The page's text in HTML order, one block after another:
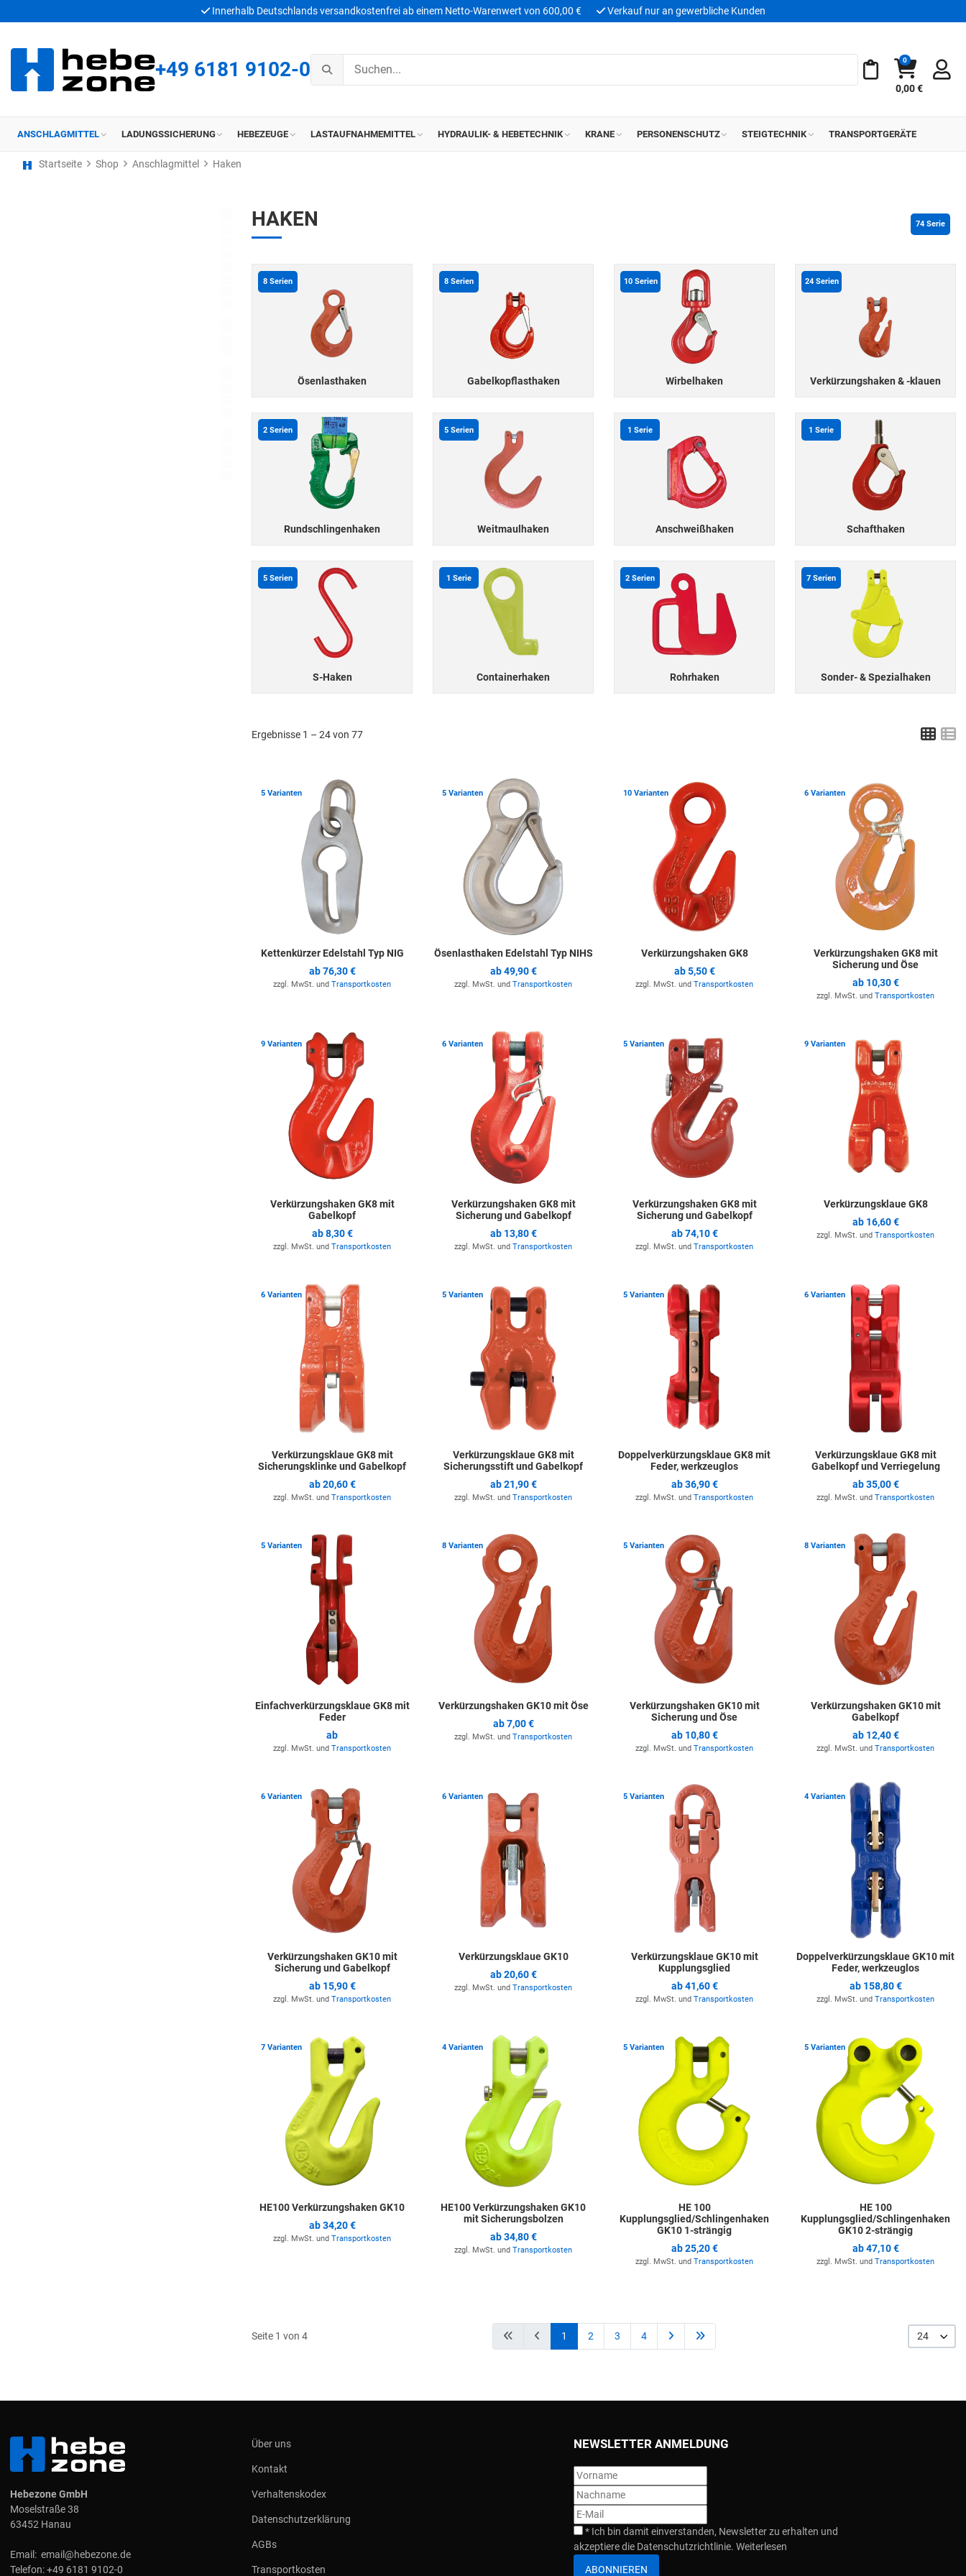
Innerhalb Deutschlands versandkostenfrei ab einem Netto-Warenwert von 600,00 € Verkauf nur an gewerbliche Kunden
+49 6181 9102-0 Meine Merkliste
Warenkorb
0
0,00 €
ANSCHLAGMITTEL LADUNGSSICHERUNG HEBEZEUGE LASTAUFNAHMEMITTEL HYDRAULIK- & HEBETECHNIK KRANE PERSONENSCHUTZ STEIGTECHNIK TRANSPORTGERÄTE
Startseite Shop Anschlagmittel Haken
HAKEN 74 Serie
8 Serien
Ösenlasthaken
8 Serien
Gabelkopflasthaken
10 Serien
Wirbelhaken
24 Serien
Verkürzungshaken & -klauen
2 Serien
Rundschlingenhaken
5 Serien
Weitmaulhaken
1 Serie
Anschweißhaken
1 Serie
Schafthaken
5 Serien
S-Haken
1 Serie
Containerhaken
2 Serien
Rohrhaken
7 Serien
Sonder- & Spezialhaken
Ergebnisse 1 – 24 von 77 Grid
5 Varianten Zur Merkliste hinzufügen
Kettenkürzer Edelstahl Typ NIG
ab76,30 €
zzgl. MwSt. und Transportkosten
5 Varianten Zur Merkliste hinzufügen
Ösenlasthaken Edelstahl Typ NIHS
ab49,90 €
zzgl. MwSt. und Transportkosten
10 Varianten Zur Merkliste hinzufügen
Verkürzungshaken GK8
ab5,50 €
zzgl. MwSt. und Transportkosten
6 Varianten
Verkürzungshaken GK8 mit
Sicherung und Öse
ab 10,30 €
zzgl. MwSt. und Transportkosten
9 Varianten Zur Merkliste hinzufügen
Verkürzungshaken GK8 mit
Gabelkopf
ab8,30 €
zzgl. MwSt. und Transportkosten
6 Varianten Zur Merkliste hinzufügen
Verkürzungshaken GK8 mit
Sicherung und Gabelkopf
ab 13,80 €
zzgl. MwSt. und Transportkosten
5 Varianten Zur Merkliste hinzufügen
Verkürzungshaken GK8 mit
Sicherung und Gabelkopf
ab74,10 €
zzgl. MwSt. und Transportkosten
9 Varianten
Verkürzungsklaue GK8
ab 16,60 €
zzgl. MwSt. und Transportkosten
6 Varianten Zur Merkliste hinzufügen
Verkürzungsklaue GK8 mit
Sicherungsklinke und Gabelkopf
ab20,60 €
zzgl. MwSt. und Transportkosten
5 Varianten Zur Merkliste hinzufügen
Verkürzungsklaue GK8 mit
Sicherungsstift und Gabelkopf
ab21,90 €
zzgl. MwSt. und Transportkosten
5 Varianten Zur Merkliste hinzufügen
Doppelverkürzungsklaue GK8 mit
Feder, werkzeuglos
ab36,90 €
zzgl. MwSt. und Transportkosten
6 Varianten
Verkürzungsklaue GK8 mit
Gabelkopf und Verriegelung
ab35,00 €
zzgl. MwSt. und Transportkosten
5 Varianten Zur Merkliste hinzufügen
Einfachverkürzungsklaue GK8 mit
Feder
ab
zzgl. MwSt. und Transportkosten
8 Varianten Zur Merkliste hinzufügen
Verkürzungshaken GK10 mit Öse
ab7,00 €
zzgl. MwSt. und Transportkosten
5 Varianten Zur Merkliste hinzufügen
Verkürzungshaken GK10 mit
Sicherung und Öse
ab 10,80 €
zzgl. MwSt. und Transportkosten
8 Varianten
Verkürzungshaken GK10 mit
Gabelkopf
ab 12,40 €
zzgl. MwSt. und Transportkosten
6 Varianten Zur Merkliste hinzufügen
Verkürzungshaken GK10 mit
Sicherung und Gabelkopf
ab 15,90 €
zzgl. MwSt. und Transportkosten
6 Varianten Zur Merkliste hinzufügen
Verkürzungsklaue GK10
ab20,60 €
zzgl. MwSt. und Transportkosten
5 Varianten Zur Merkliste hinzufügen
Verkürzungsklaue GK10 mit
Kupplungsglied
ab41,60 €
zzgl. MwSt. und Transportkosten
4 Varianten
Doppelverkürzungsklaue GK10 mit
Feder, werkzeuglos
ab 158,80 €
zzgl. MwSt. und Transportkosten
7 Varianten Zur Merkliste hinzufügen
HE100 Verkürzungshaken GK10
ab34,20 €
zzgl. MwSt. und Transportkosten
4 Varianten Zur Merkliste hinzufügen
HE100 Verkürzungshaken GK10
mit Sicherungsbolzen
ab34,80 €
zzgl. MwSt. und Transportkosten
5 Varianten Zur Merkliste hinzufügen
HE 100
Kupplungsglied/Schlingenhaken
GK10 1-strängig
ab25,20 €
zzgl. MwSt. und Transportkosten
5 Varianten
HE 100
Kupplungsglied/Schlingenhaken
GK10 2-strängig
ab47,10 €
zzgl. MwSt. und Transportkosten
Seite 1 von 4 1 2 3 4 24
Hebezone GmbH
Moselstraße 38
63452 Hanau
Email: email@hebezone.de
Telefon:+49 6181 9102-0
Über uns
Kontakt
Verhaltenskodex
Datenschutzerklärung
AGBs
Transportkosten
NEWSLETTER ANMELDUNG
* Ich bin damit einverstanden, Newsletter zu erhalten und
akzeptiere die Datenschutzrichtlinie. Weiterlesen
ABONNIEREN